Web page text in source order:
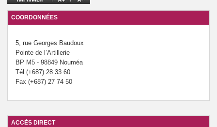
Maître Auxiliaire
Se former
COORDONNÉES
5, rue Georges Baudoux
Pointe de l’Artillerie
BP M5 - 98849 Nouméa
Tél (+687) 28 33 60
Fax (+687) 27 74 50
ACCÈS DIRECT